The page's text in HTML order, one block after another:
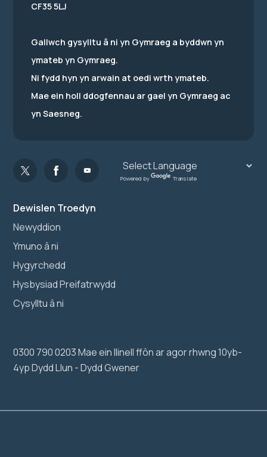
Dewislen Troedyn
Newyddion
Ymuno â ni
Hygyrchedd
Hysbysiad Preifatrwydd
Cysylltu â ni
0300 790 0203 Mae ein llinell ffôn ar agor rhwng 10yb-
4yp Dydd Llun - Dydd Gwener
CF35 5LJ
Gallwch gysylltu â ni yn Gymraeg a byddwn yn
ymateb yn Gymraeg.
Ni fydd hyn yn arwain at oedi wrth ymateb.
Mae ein holl ddogfennau ar gael yn Gymraeg ac
yn Saesneg.
Powered by Translate